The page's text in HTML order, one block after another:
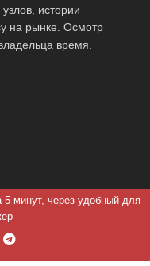
истории
на рынке. Осмотр
время.
5 минут, через удобный для